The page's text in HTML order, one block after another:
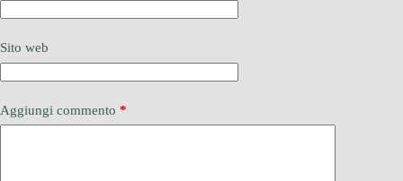
Sito web
Aggiungi commento *